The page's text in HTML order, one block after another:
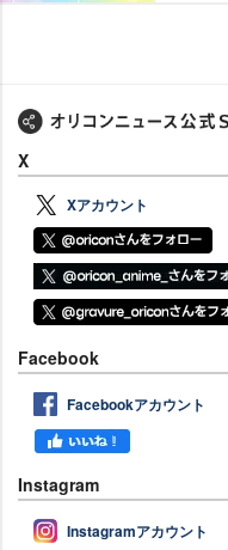
X
Xアカウント
Facebook
Facebookアカウント
Instagram
Instagramアカウント